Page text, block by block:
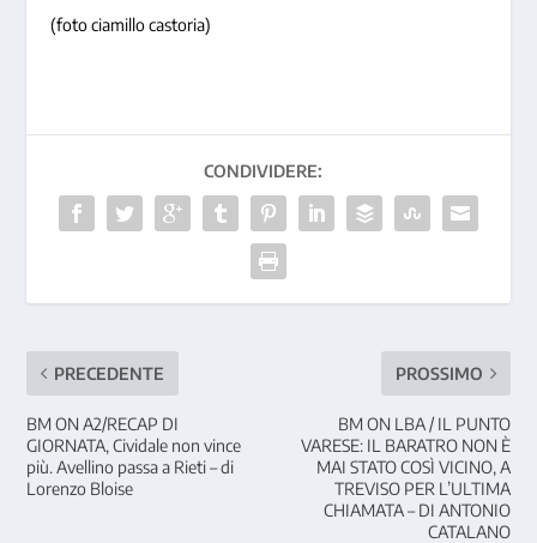
(foto ciamillo castoria)
CONDIVIDERE:
PRECEDENTE
BM ON A2/RECAP DI
GIORNATA, Cividale non vince
più. Avellino passa a Rieti – di
Lorenzo Bloise
PROSSIMO
BM ON LBA / IL PUNTO
VARESE: IL BARATRO NON È
MAI STATO COSÌ VICINO, A
TREVISO PER L’ULTIMA
CHIAMATA – DI ANTONIO
CATALANO